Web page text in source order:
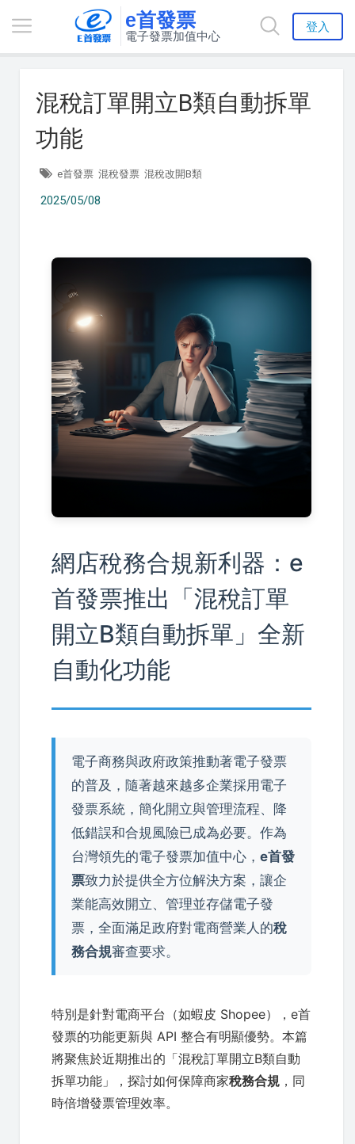
e首發票
電子發票加值中心
登入
混稅訂單開立B類自動拆單
功能
e首發票 混稅發票 混稅改開B類
2025/05/08
網店稅務合規新利器：e
首發票推出「混稅訂單
開立B類自動拆單」全新
自動化功能
電子商務與政府政策推動著電子發票
的普及，隨著越來越多企業採用電子
發票系統，簡化開立與管理流程、降
低錯誤和合規風險已成為必要。作為
台灣領先的電子發票加值中心， e首發
票致力於提供全方位解決方案，讓企
業能高效開立、管理並存儲電子發
票，全面滿足政府對電商營業人的稅
務合規審查要求。
特別是針對電商平台（如蝦皮 Shopee），e首
發票的功能更新與 API 整合有明顯優勢。本篇
將聚焦於近期推出的「混稅訂單開立B類自動
拆單功能」，探討如何保障商家稅務合規 ，同
時倍增發票管理效率。